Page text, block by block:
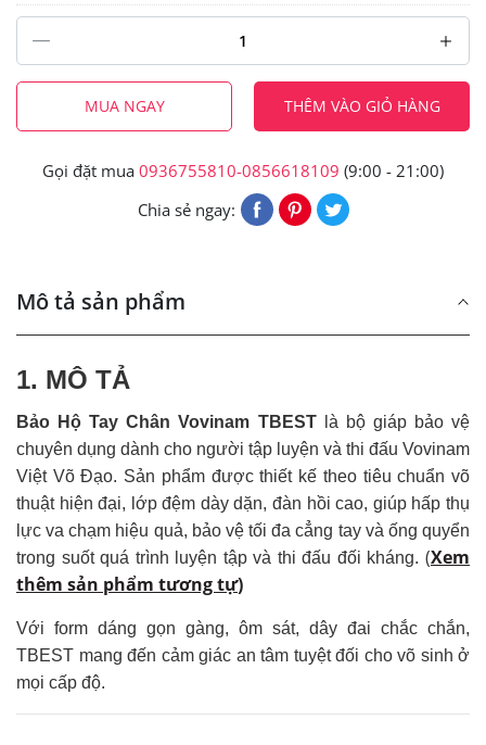
MUA NGAY THÊM VÀO GIỎ HÀNG
Gọi đặt mua 0936755810-0856618109 (9:00 - 21:00)
Chia sẻ ngay:
Mô tả sản phẩm
1. MÔ TẢ
Bảo Hộ Tay Chân Vovinam TBESTlà bộ giáp bảo vệ
chuyên dụng dành cho người tập luyện và thi đấu Vovinam
Việt Võ Đạo. Sản phẩm được thiết kế theo tiêu chuẩn võ
thuật hiện đại, lớp đệm dày dặn, đàn hồi cao, giúp hấp thụ
lực va chạm hiệu quả, bảo vệ tối đa cẳng tay và ống quyển
trong suốt quá trình luyện tập và thi đấu đối kháng. (Xem
thêm sản phẩm tương tự)
Với form dáng gọn gàng, ôm sát, dây đai chắc chắn,
TBEST mang đến cảm giác an tâm tuyệt đối cho võ sinh ở
mọi cấp độ.